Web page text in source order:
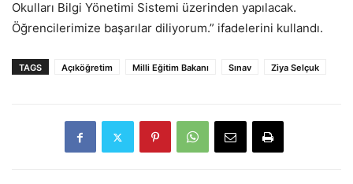
Okulları Bilgi Yönetimi Sistemi üzerinden yapılacak.
Öğrencilerimize başarılar diliyorum.” ifadelerini kullandı.
TAGS Açıköğretim Milli Eğitim Bakanı Sınav Ziya Selçuk